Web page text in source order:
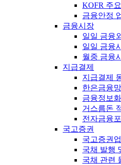
KOFR 주
금융안정
금융시장
일일 금융
일일 금융
월중 금융
지급결제
지급결제
한은금융
금융정보화
거스름돈
전자금융
국고증권
국고증권
국채 발행
국채 관련